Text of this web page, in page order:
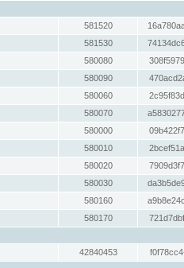
581520
581530
580080
580090
580060
580070
580000
580010
580020
580030
580160
580170
42840453